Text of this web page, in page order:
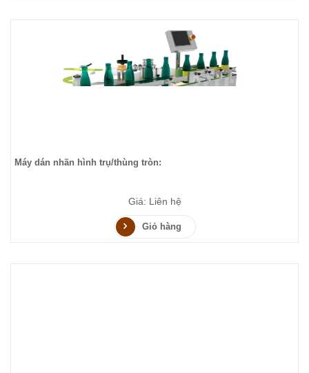
Máy dán nhãn hình trụ/thùng tròn:
Giá: Liên hệ
Giỏ hàng